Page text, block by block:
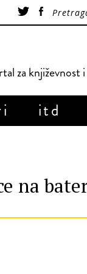
za književnost
itd
na